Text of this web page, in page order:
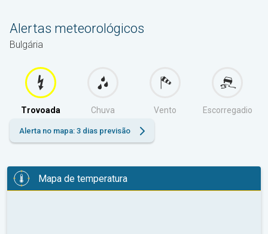
Alertas meteorológicos
Bulgária
Trovoada Chuva Vento Escorregadio
Alerta no mapa: 3 dias previsão
Mapa de temperatura